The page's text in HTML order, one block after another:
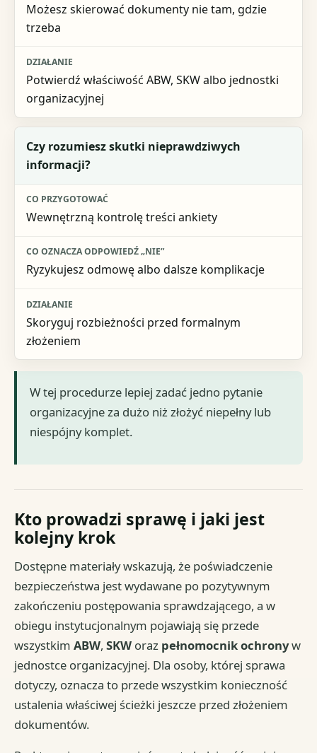
Możesz skierować dokumenty nie tam, gdzie
trzeba
Potwierdź właściwość ABW, SKW albo jednostki
organizacyjnej
Czy rozumiesz skutki nieprawdziwych
informacji?
Wewnętrzną kontrolę treści ankiety
Ryzykujesz odmowę albo dalsze komplikacje
Skoryguj rozbieżności przed formalnym
złożeniem
W tej procedurze lepiej zadać jedno pytanie
organizacyjne za dużo niż złożyć niepełny lub
niespójny komplet.
Kto prowadzi sprawę i jaki jest
kolejny krok
Dostępne materiały wskazują, że poświadczenie
bezpieczeństwa jest wydawane po pozytywnym
zakończeniu postępowania sprawdzającego, a w
obiegu instytucjonalnym pojawiają się przede
wszystkimABW,SKW oraz pełnomocnik ochronyw
jednostce organizacyjnej. Dla osoby, której sprawa
dotyczy, oznacza to przede wszystkim konieczność
ustalenia właściwej ścieżki jeszcze przed złożeniem
dokumentów.